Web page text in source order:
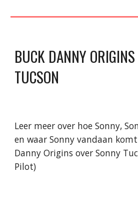
BUCK DANNY
TUCSON
Leer meer over hoe Sonny,
en waar Sonny vandaan
Danny Origins over Sonny
Pilot)